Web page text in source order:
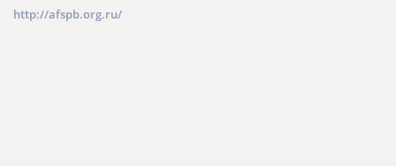
http://afspb.org.ru/